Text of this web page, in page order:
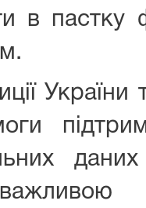
в пастку